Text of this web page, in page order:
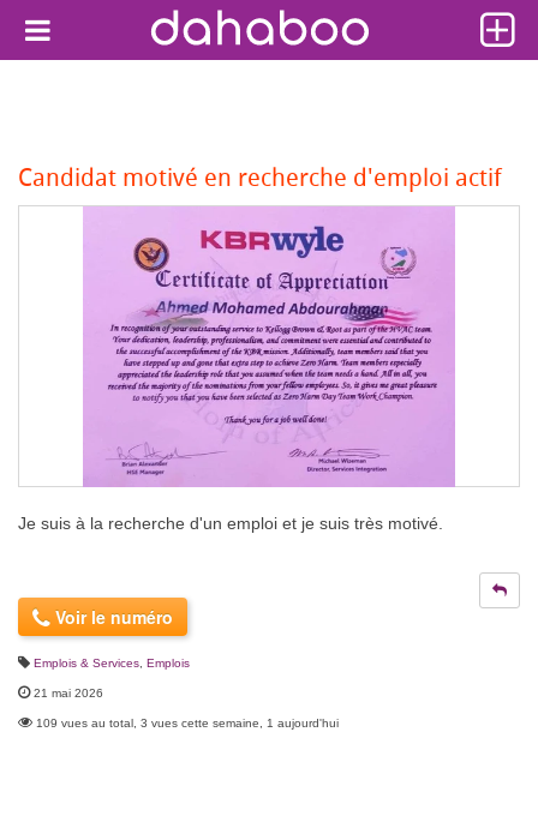
Candidat motivé en recherche d'emploi actif
Je suis à la recherche d'un emploi et je suis très motivé.
Voir le numéro
Emplois & Services Emplois
21 mai 2026
109 vues au total, 3 vues cette semaine, 1 aujourd'hui